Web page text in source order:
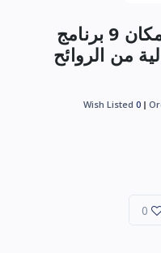
غسالة صحون ميديا 15مكان 9 برنامج
من الروائح
0
0